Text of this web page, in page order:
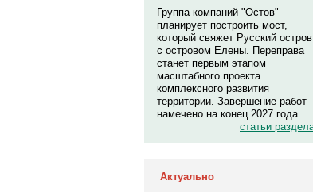
Группа компаний "Остов"
планирует построить мост,
который свяжет Русский остров
с островом Елены. Переправа
станет первым этапом
масштабного проекта
комплексного развития
территории. Завершение работ
намечено на конец 2027 года.
статьи
Актуально